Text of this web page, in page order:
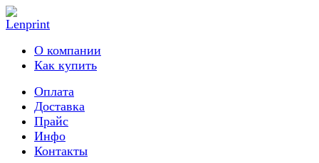
О компании
Как купить
Оплата
Доставка
Прайс
Инфо
Контакты